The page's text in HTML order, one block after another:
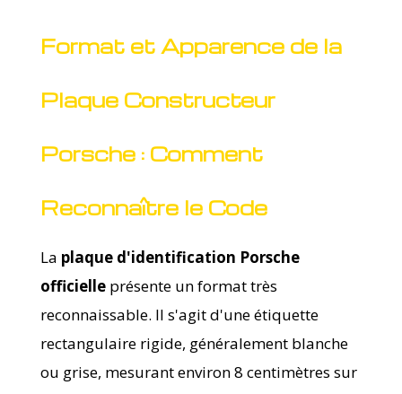
Format et Apparence de la
Plaque Constructeur
Porsche : Comment
Reconnaître le Code
La plaque d'identification Porsche
officielleprésente un format très
reconnaissable. Il s'agit d'une étiquette
rectangulaire rigide, généralement blanche
ou grise, mesurant environ 8 centimètres sur